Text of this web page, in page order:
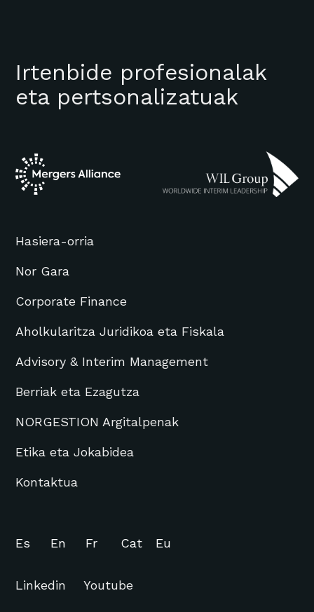
Irtenbide profesionalak
eta pertsonalizatuak
Hasiera-orria
Nor Gara
Corporate Finance
Aholkularitza Juridikoa eta Fiskala
Advisory & Interim Management
Berriak eta Ezagutza
NORGESTION Argitalpenak
Etika eta Jokabidea
Kontaktua
Es En Fr Cat Eu
Linkedin Youtube